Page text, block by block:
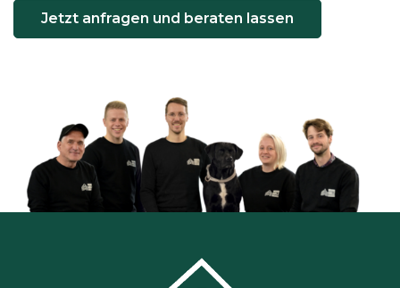
Jetzt anfragen und beraten lassen